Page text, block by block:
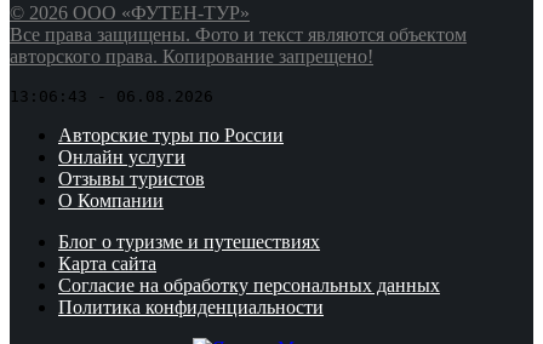
© 2026 ООО «ФУТЕН-ТУР»
Все права защищены. Фото и текст являются объектом
авторского права. Копирование запрещено!
13:06:43 - 06.08.2026
Авторские туры по России
Онлайн услуги
Отзывы туристов
О Компании
Блог о туризме и путешествиях
Карта сайта
Согласие на обработку персональных данных
Политика конфиденциальности